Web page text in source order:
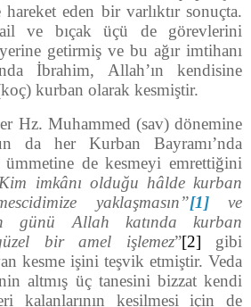
eden bir varlıktır sonuçta.
ve bıçak üçü de görevlerini
getirmiş ve bu ağır imtihanı
İbrahim, Allah’ın kendisine
kurban olarak kesmiştir.
Hz. Muhammed (sav) dönemine
da her Kurban Bayramı’nda
de kesmeyi emrettiğini
imkânı olduğu hâlde kurban
yaklaşmasın”[1]ve
günü
Allah katında kurban
bir amel işlemez”[2] gibi
kesme işini teşvik etmiştir. Veda
altmış üç tanesini bizzat kendi
kalanlarının kesilmesi için de